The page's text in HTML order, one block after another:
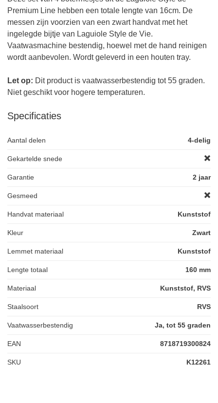
Premium Line hebben een totale lengte van 16cm. De
messen zijn voorzien van een zwart handvat met het
ingelegde bijtje van Laguiole Style de Vie.
Vaatwasmachine bestendig, hoewel met de hand reinigen
wordt aanbevolen. Wordt geleverd in een houten tray.
Let op: Dit product is vaatwasserbestendig tot 55 graden.
Niet geschikt voor hogere temperaturen.
Specificaties
Aantal delen 4-delig
Gekartelde snede
Garantie 2 jaar
Gesmeed
Handvat materiaal Kunststof
Kleur Zwart
Lemmet materiaal Kunststof
Lengte totaal 160 mm
Materiaal Kunststof, RVS
Staalsoort RVS
Vaatwasserbestendig Ja, tot 55 graden
EAN 8718719300824
SKU K12261